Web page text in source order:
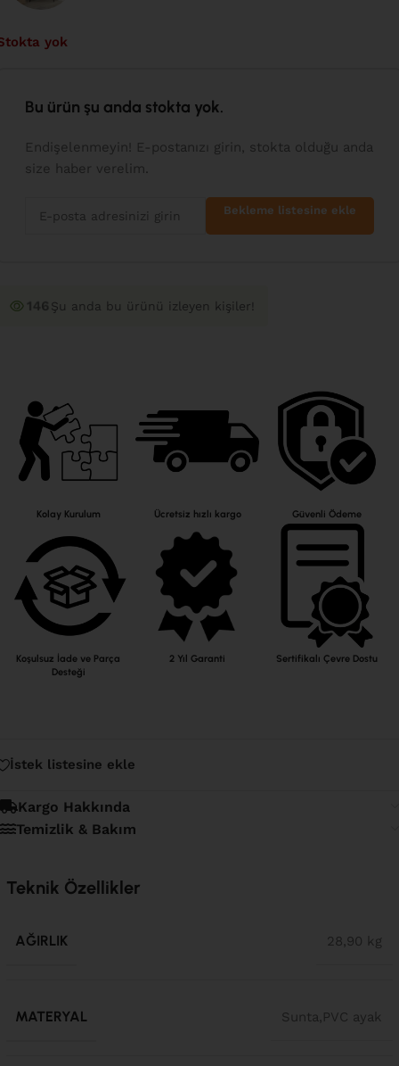
yok
Bu ürün şu anda stokta yok.
Endişelenmeyin! E-postanızı girin, stokta olduğu anda
size haber verelim.
Bekleme listesine ekle
146 Şu anda bu ürünü izleyen kişiler!
Kolay Kurulum
Koşulsuz İade ve Parça
Desteği
Ücretsiz hızlı kargo
2 Yıl Garanti
Güvenli Ödeme
Sertifikalı Çevre Dostu
İstek listesine ekle
Kargo Hakkında
Temizlik & Bakım
Teknik Özellikler
AĞIRLIK 28,90 kg
MATERYAL Sunta,PVC ayak